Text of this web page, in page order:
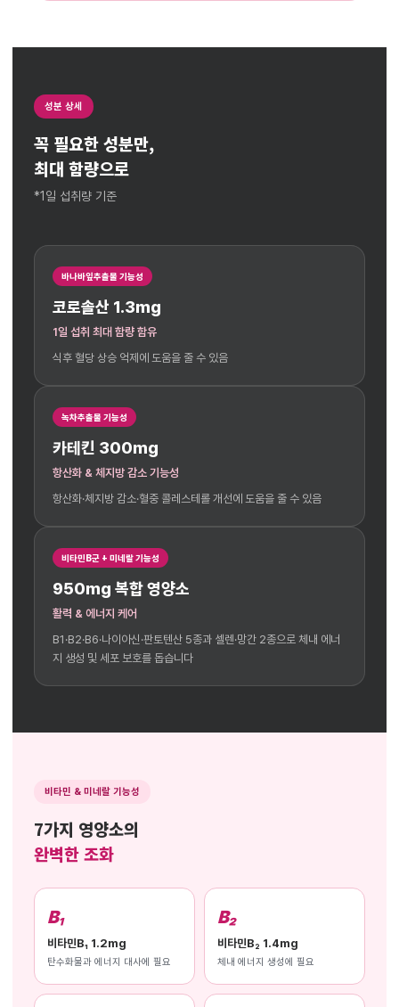
성분 상세
꼭 필요한 성분만,
최대 함량으로
*1일 섭취량 기준
바나바잎추출물 기능성
코로솔산 1.3mg
1일 섭취 최대 함량 함유
식후 혈당 상승 억제에 도움을 줄 수 있음
녹차추출물 기능성
카테킨 300mg
항산화 & 체지방 감소 기능성
항산화·체지방 감소·혈중 콜레스테롤 개선에 도움을 줄 수 있음
비타민B군 + 미네랄 기능성
950mg 복합 영양소
활력 & 에너지 케어
B1·B2·B6·나이아신·판토텐산 5종과 셀렌·망간 2종으로 체내 에너
지 생성 및 세포 보호를 돕습니다
비타민 & 미네랄 기능성
7가지 영양소의
완벽한 조화
B₁
비타민B₁ 1.2mg
탄수화물과 에너지 대사에 필요
B₂
비타민B₂ 1.4mg
체내 에너지 생성에 필요